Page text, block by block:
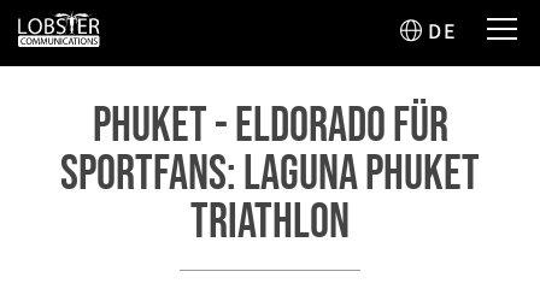
DE
Phuket - Eldorado für
Sportfans: Laguna Phuket
Triathlon